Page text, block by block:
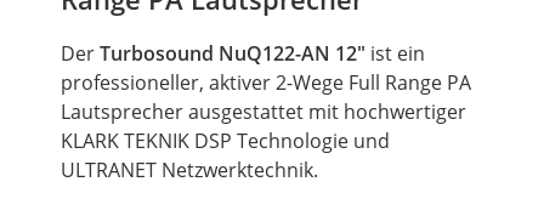
DerTurbosound NuQ122-AN 12" ist ein
professioneller, aktiver 2-Wege Full Range PA
Lautsprecher ausgestattet mit hochwertiger
KLARK TEKNIK DSP Technologie und
ULTRANET Netzwerktechnik.